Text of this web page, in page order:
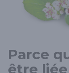
Parce
être